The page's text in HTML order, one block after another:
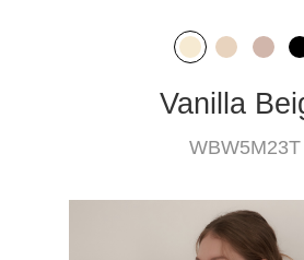
Vanilla
WBW5M23T